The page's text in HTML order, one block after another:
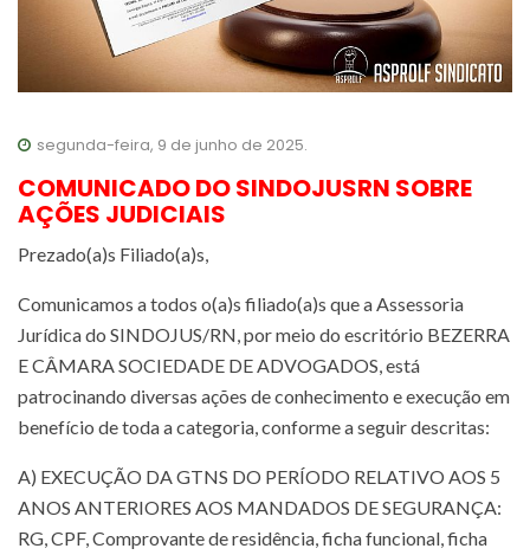
segunda-feira, 9 de junho de 2025.
COMUNICADO DO SINDOJUSRN SOBRE
AÇÕES JUDICIAIS
Prezado(a)s Filiado(a)s,
Comunicamos a todos o(a)s filiado(a)s que a Assessoria
Jurídica do SINDOJUS/RN, por meio do escritório BEZERRA
E CÂMARA SOCIEDADE DE ADVOGADOS, está
patrocinando diversas ações de conhecimento e execução em
benefício de toda a categoria, conforme a seguir descritas:
A) EXECUÇÃO DA GTNS DO PERÍODO RELATIVO AOS 5
ANOS ANTERIORES AOS MANDADOS DE SEGURANÇA:
RG, CPF, Comprovante de residência, ficha funcional, ficha